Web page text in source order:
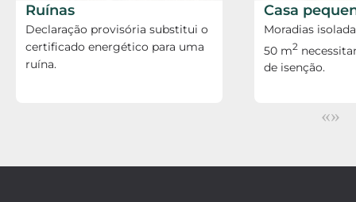
Ruínas
Declaração provisória substitui o
certificado energético para uma
ruína.
Casa
Moradias
50 m2
de isenção.
«»